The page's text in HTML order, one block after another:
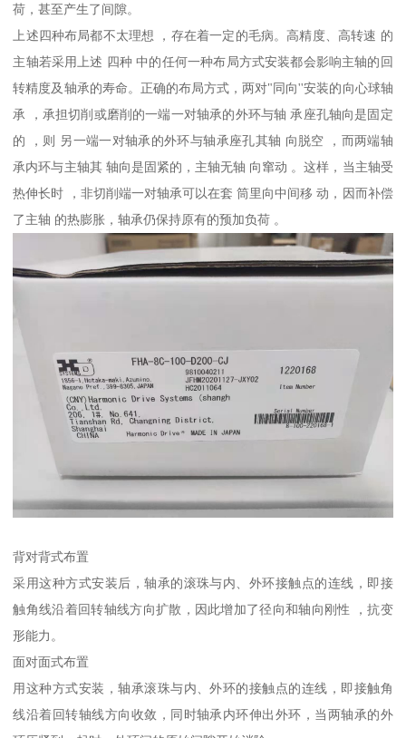
荷，甚至产生了间隙。
上述四种布局都不太理想 ，存在着一定的毛病。高精度、高转速 的
主轴若采用上述 四种 中的任何一种布局方式安装都会影响主轴的回
转精度及轴承的寿命。正确的布局方式，两对"同向''安装的向心球轴
承 ，承担切削或磨削的一端一对轴承的外环与轴 承座孔轴向是固定
的 ，则 另一端一对轴承的外环与轴承座孔其轴 向脱空 ，而两端轴
承内环与主轴其 轴向是固紧的，主轴无轴 向窜动 。这样，当主轴受
热伸长时 ，非切削端一对轴承可以在套 筒里向中间移 动，因而补偿
了主轴 的热膨胀，轴承仍保持原有的预加负荷 。
背对背式布置
采用这种方式安装后，轴承的滚珠与内、外环接触点的连线，即接
触角线沿着回转轴线方向扩散，因此增加了径向和轴向刚性 ，抗变
形能力。
面对面式布置
用这种方式安装，轴承滚珠与内、外环的接触点的连线，即接触角
线沿着回转轴线方向收敛，同时轴承内环伸出外环，当两轴承的外